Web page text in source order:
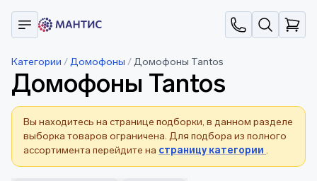
Категории /Домофоны /Домофоны Tantos
Домофоны Tantos
Вы находитесь на странице подборки, в данном разделе
выборка товаров ограничена. Для подбора из полного
ассортимента перейдите на страницу категории .